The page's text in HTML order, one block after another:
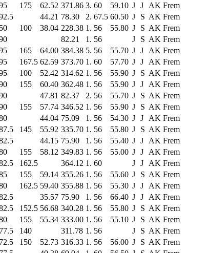
175 62.52 371.86 3. 60 59.10 J J
AK Frem
44.21 78.30 2. 67.5 60.50 J S AK Frem
50 100 38.04 228.38 1. 56 55.80 J S AK Frem
82.21 1. 56 J S AK Frem
165 64.00 384.38 5. 56 55.70 J J
AK Frem
167.5 62.59 373.70 1. 60 57.70 J J
AK Frem
100 52.42 314.62 1. 56 55.90 J S AK Frem
155 60.40 362.48 1. 56 55.90 J J
AK Frem
47.81 82.37 2. 56 55.70 J S AK Frem
155 57.74 346.52 1. 56 55.90 J S AK Frem
44.04 75.09 1. 56 54.30 J J
AK Frem
145 55.92 335.70 1. 56 55.80 J S AK Frem
44.15 75.90 1. 56 55.40 J J
AK Frem
155 58.12 349.83 1. 56 55.00 J J
AK Frem
162.5 364.12 1. 60 J J
AK Frem
155 59.14 355.26 1. 56 55.60 J S AK Frem
162.5 59.40 355.88 1. 56 55.30 J J
AK Frem
35.57 75.90 1. 56 66.40 J J
AK Frem
152.5 56.68 340.28 1. 56 55.80 J S AK Frem
155 55.34 333.00 1. 56 55.10 J S AK Frem
77.5 140 311.78 1. 56 J S AK Frem
72.5 150 52.73 316.33 1. 56 56.00 J S AK Frem